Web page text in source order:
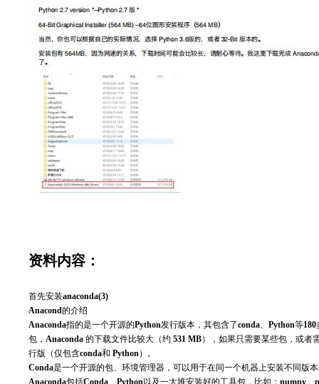
资料内容：
⾸先安装anaconda(3)
Anacond的介绍
Anaconda指的是⼀个开源的Python发⾏版本，其包含了conda、 Python等180
包， Anaconda 的下载⽂件⽐较⼤（约 531 MB），如果只需要某些包，或者
⾏版（仅包含conda和 Python）。
Conda是⼀个开源的包、环境管理器，可以⽤于在同⼀个机器上安装不同版